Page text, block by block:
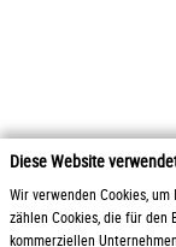
Diese Website
Wir verwenden Cookies,
zählen Cookies, die für
kommerziellen
2026 Otto